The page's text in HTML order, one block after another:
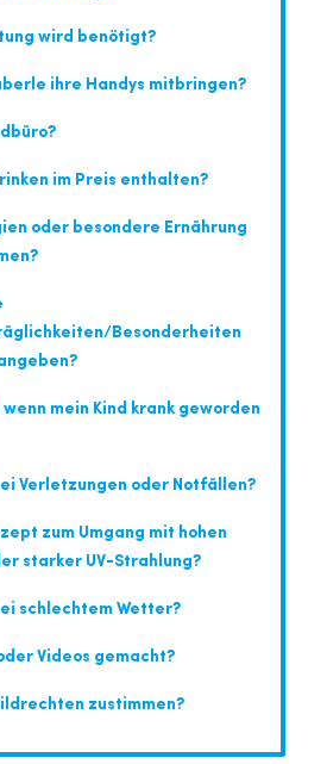
wird benötigt?
ihre Handys mitbringen?
im Preis enthalten?
oder besondere Ernährung
Besonderheiten
wenn mein Kind krank geworden
Verletzungen oder Notfällen?
zum Umgang mit hohen
starker UV-Strahlung?
schlechtem Wetter?
Videos gemacht?
zustimmen?